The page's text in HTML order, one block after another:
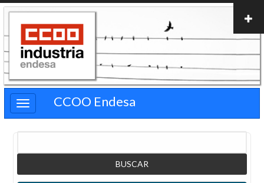
Pasar
contenido
principal
CCOO Endesa